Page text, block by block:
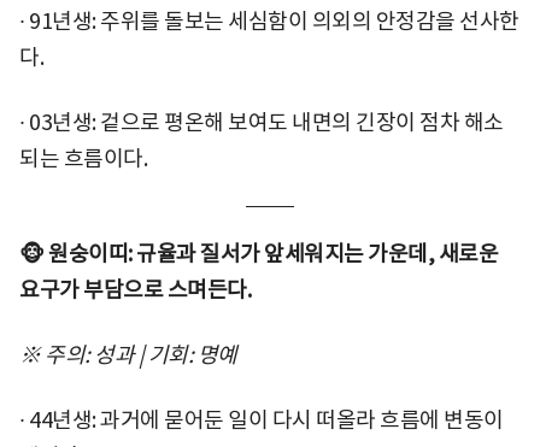
∙ 91년생: 주위를 돌보는 세심함이 의외의 안정감을 선사한
다.
∙ 03년생: 겉으로 평온해 보여도 내면의 긴장이 점차 해소
되는 흐름이다.
🐵 원숭이띠: 규율과 질서가 앞세워지는 가운데, 새로운
요구가 부담으로 스며든다.
※ 주의: 성과 | 기회: 명예
∙ 44년생: 과거에 묻어둔 일이 다시 떠올라 흐름에 변동이